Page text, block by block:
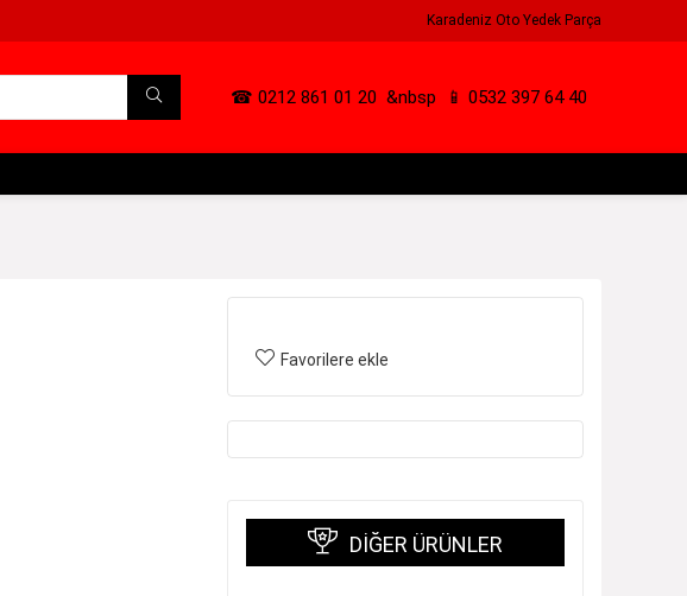
Karadeniz Oto Yedek Parça
☎ 0212 861 01 20 &nbsp 📱 0532 397 64 40
Favorilere ekle
DIĞER ÜRÜNLER